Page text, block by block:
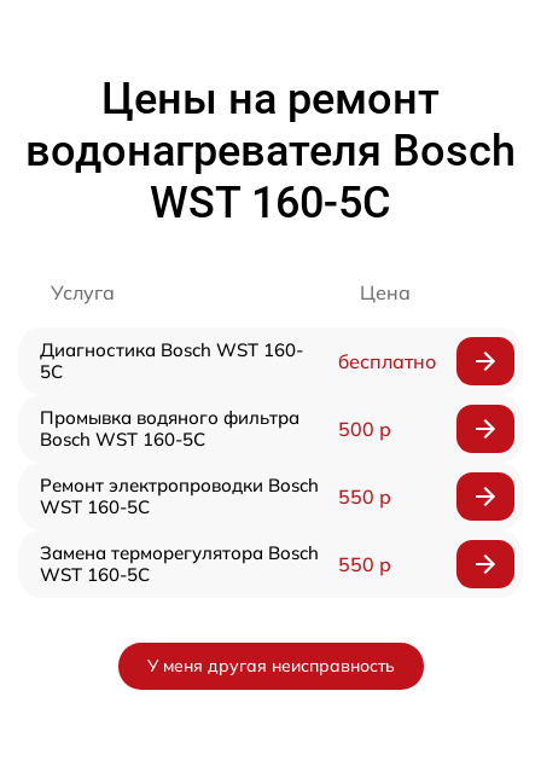
Цены на ремонт
водонагревателя Bosch
WST 160-5C
Услуга Цена
Диагностика Bosch WST 160-
5C
бесплатно
Промывка водяного фильтра
Bosch WST 160-5C
500 р
Ремонт электропроводки Bosch
WST 160-5C
550 р
Замена терморегулятора Bosch
WST 160-5C
550 р
У меня другая неисправность